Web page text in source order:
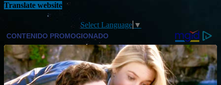
Translate website
Select Language ▼